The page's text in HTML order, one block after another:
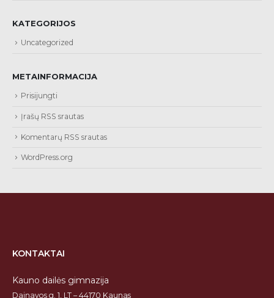
KATEGORIJOS
Uncategorized
METAINFORMACIJA
Prisijungti
Įrašų RSS srautas
Komentarų RSS srautas
WordPress.org
KONTAKTAI
Kauno dailės gimnazija
Dainavos g. 1, LT – 44170 Kaunas